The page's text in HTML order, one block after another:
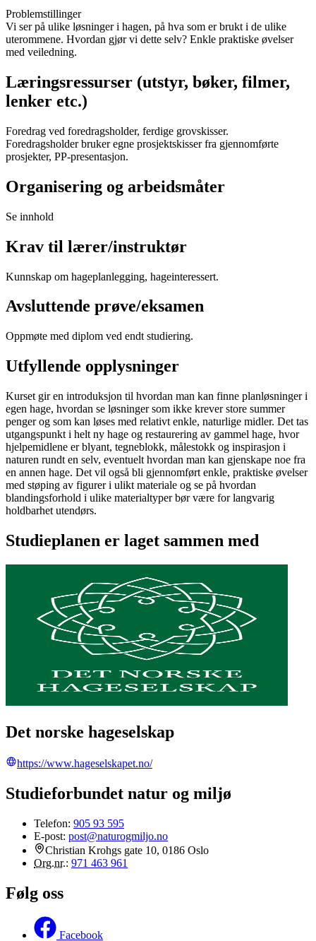
Problemstillinger
Vi ser på ulike løsninger i hagen, på hva som er brukt i de ulike
uterommene. Hvordan gjør vi dette selv? Enkle praktiske øvelser
med veiledning.
Læringsressurser (utstyr, bøker, filmer,
lenker etc.)
Foredrag ved foredragsholder, ferdige grovskisser.
Foredragsholder bruker egne prosjektskisser fra gjennomførte
prosjekter, PP-presentasjon.
Organisering og arbeidsmåter
Se innhold
Krav til lærer/instruktør
Kunnskap om hageplanlegging, hageinteressert.
Avsluttende prøve/eksamen
Oppmøte med diplom ved endt studiering.
Utfyllende opplysninger
Kurset gir en introduksjon til hvordan man kan finne planløsninger i
egen hage, hvordan se løsninger som ikke krever store summer
penger og som kan løses med relativt enkle, naturlige midler. Det tas
utgangspunkt i helt ny hage og restaurering av gammel hage, hvor
hjelpemidlene er blyant, tegneblokk, målestokk og inspirasjon i
naturen rundt en selv, eventuelt hvordan man kan gjenskape noe fra
en annen hage. Det vil også bli gjennomført enkle, praktiske øvelser
med støping av figurer i ulikt materiale og se på hvordan
blandingsforhold i ulike materialtyper bør være for langvarig
holdbarhet utendørs.
Studieplanen er laget sammen med
Det norske hageselskap
https://www.hageselskapet.no/
Studieforbundet natur og miljø
Telefon: 905 93 595
E-post: post@naturogmiljo.no
Christian Krohgs gate 10, 0186 Oslo
Org.nr.: 971 463 961
Følg oss
Facebook